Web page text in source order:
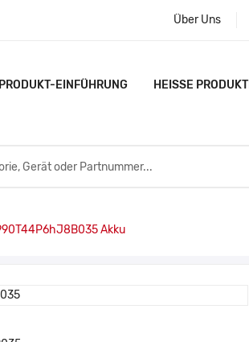
Über Uns
EINFÜHRUNG HEISSE PRODUKTE
Akku